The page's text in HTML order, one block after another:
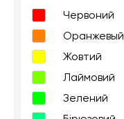
Червоний
Оранжевый
Жовтий
Лаймовий
Зелений